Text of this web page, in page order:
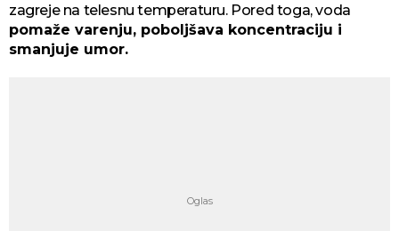
zagreje na telesnu temperaturu. Pored toga, voda
pomaže varenju, poboljšava koncentraciju i
smanjuje umor.